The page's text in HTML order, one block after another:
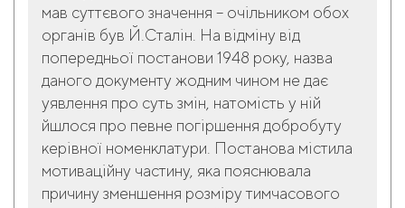
мав суттєвого значення – очільником обох
органів був Й.Сталін. На відміну від
попередньої постанови 1948 року, назва
даного документу жодним чином не дає
уявлення про суть змін, натомість у ній
йшлося про певне погіршення добробуту
керівної номенклатури. Постанова містила
мотиваційну частину, яка пояснювала
причину зменшення розміру тимчасового